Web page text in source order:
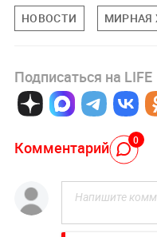
НОВОСТИ МИРНАЯ
Подписаться на LIFE
Комментарий 0